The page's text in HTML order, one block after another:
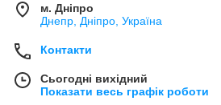
м. Дніпро
Днепр, Дніпро, Україна
Контакти
Сьогодні вихідний
Показати весь графік роботи